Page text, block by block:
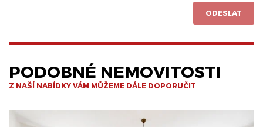
ODESLAT
PODOBNÉ NEMOVITOSTI
Z NAŠÍ NABÍDKY VÁM MŮŽEME DÁLE DOPORUČIT